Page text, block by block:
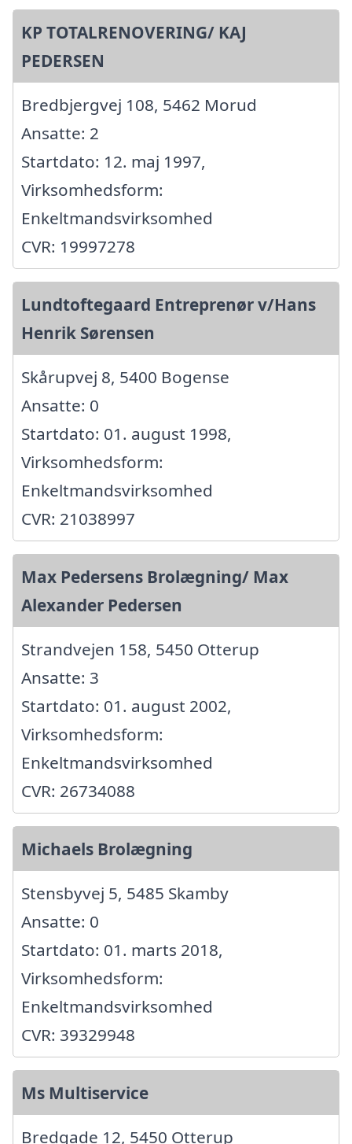
KP TOTALRENOVERING/ KAJ
PEDERSEN
Bredbjergvej 108, 5462 Morud
Ansatte: 2
Startdato: 12. maj 1997,
Virksomhedsform:
Enkeltmandsvirksomhed
CVR: 19997278
Lundtoftegaard Entreprenør v/Hans
Henrik Sørensen
Skårupvej 8, 5400 Bogense
Ansatte: 0
Startdato: 01. august 1998,
Virksomhedsform:
Enkeltmandsvirksomhed
CVR: 21038997
Max Pedersens Brolægning/ Max
Alexander Pedersen
Strandvejen 158, 5450 Otterup
Ansatte: 3
Startdato: 01. august 2002,
Virksomhedsform:
Enkeltmandsvirksomhed
CVR: 26734088
Michaels Brolægning
Stensbyvej 5, 5485 Skamby
Ansatte: 0
Startdato: 01. marts 2018,
Virksomhedsform:
Enkeltmandsvirksomhed
CVR: 39329948
Ms Multiservice
Bredgade 12, 5450 Otterup